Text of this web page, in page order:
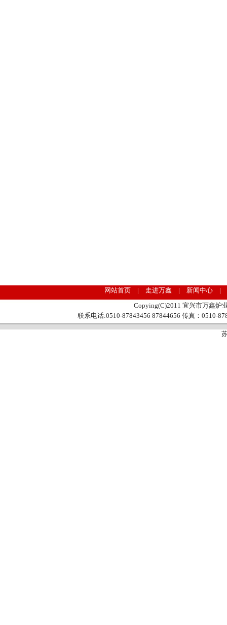
网站首页 | 走进万鑫 | 新闻中心 |
Copying(C)2011 宜兴市万鑫炉
联系电话:0510-87843456 87844656 传真：0510-